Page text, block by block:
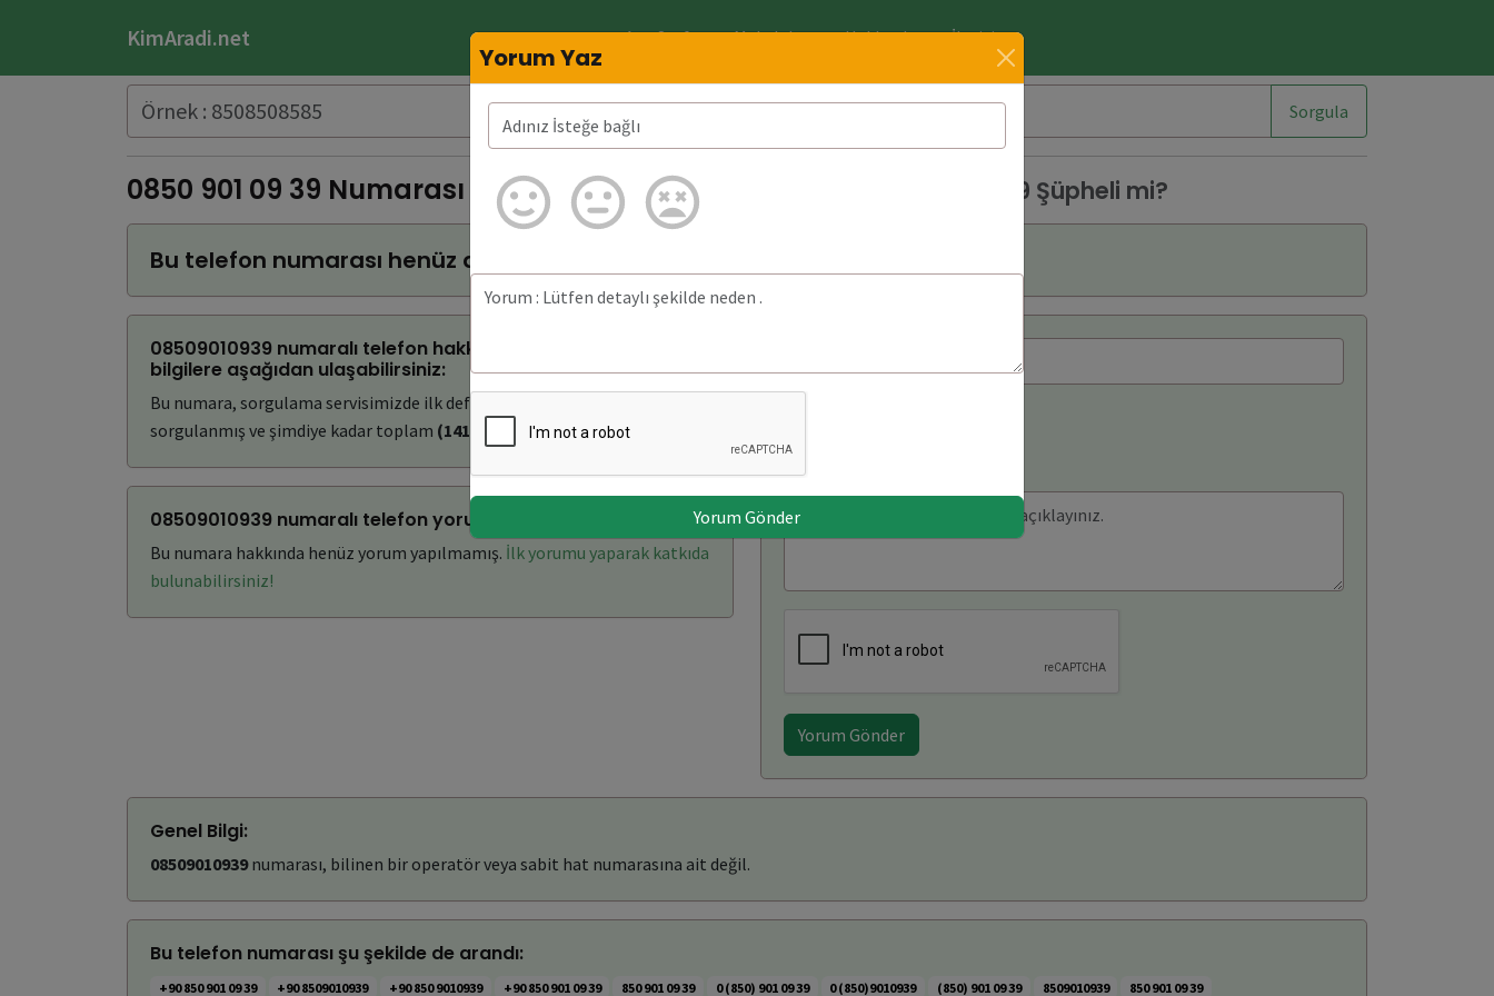
KimAradi.net Ana Sayfa Makaleler Hakkında İletişim
Sorgula
0850 901 09 39 Numarası Kimin? 08509010939 Neden arar? 08509010939 Şüpheli mi?
Bu telefon numarası henüz doğrulanmadı.
08509010939 numaralı telefon hakkında bulunan detaylı
bilgilere aşağıdan ulaşabilirsiniz:
Bu numara, sorgulama servisimizde ilk defa
sorgulanmış ve şimdiye kadar toplam (141) kez aranmıştır.
08509010939 numaralı telefon yorumları: (0)
Bu numara hakkında henüz yorum yapılmamış. İlk yorumu yaparak katkıda
bulunabilirsiniz!
Yorum Gönder
Genel Bilgi:
08509010939numarası, bilinen bir operatör veya sabit hat numarasına ait değil.
Bu telefon numarası şu şekilde de arandı:
+90 850 901 09 39 +90 8509010939 +90 850 9010939 +90 850 901 09 39 850 901 09 39 0 (850) 901 09 39 0 (850)9010939 (850) 901 09 39 8509010939 850 901 09 39
Yorum Yaz
Yorum Gönder